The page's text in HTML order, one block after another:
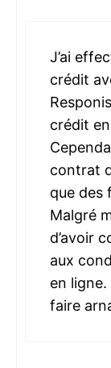
J’ai
crédit
crédit
contrat
que des
Malgré
d’avoir
aux
en
faire